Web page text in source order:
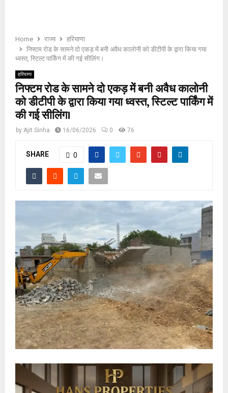
Home राज्य
हरियाणा
निफ्टम रोड के सामने दो एकड़ में बनी अवैध कालोनी को डीटीपी के द्वारा किया गया
ध्वस्त, स्टिल्ट पार्किंग में की गई सीलिंग।
हरियाणा
निफ्टम रोड के सामने दो एकड़ में बनी अवैध कालोनी
को डीटीपी के द्वारा किया गया ध्वस्त, स्टिल्ट पार्किंग में
की गई सीलिंग।
by Ajit Sinha 16/06/2026 0 76
SHARE 0